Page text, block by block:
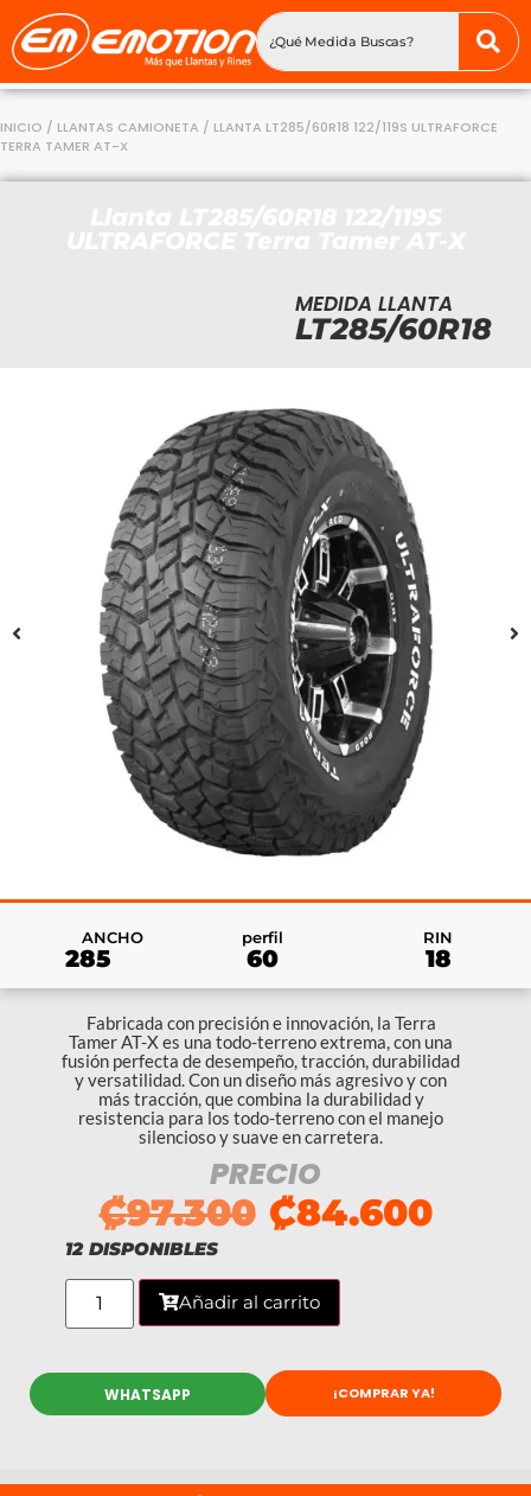
INICIO / LLANTAS CAMIONETA / LLANTA LT285/60R18 122/119S ULTRAFORCE
TERRA TAMER AT-X
MEDIDA LLANTA
LT285/60R18
ANCHO
285
perfil
60
RIN
18
Fabricada con precisión e innovación, la Terra
Tamer AT-X es una todo-terreno extrema, con una
fusión perfecta de desempeño, tracción, durabilidad
y versatilidad. Con un diseño más agresivo y con
más tracción, que combina la durabilidad y
resistencia para los todo-terreno con el manejo
silencioso y suave en carretera.
PRECIO
₡97.300 ₡84.600
12 DISPONIBLES
Añadir al carrito
WHATSAPP ¡COMPRAR YA!